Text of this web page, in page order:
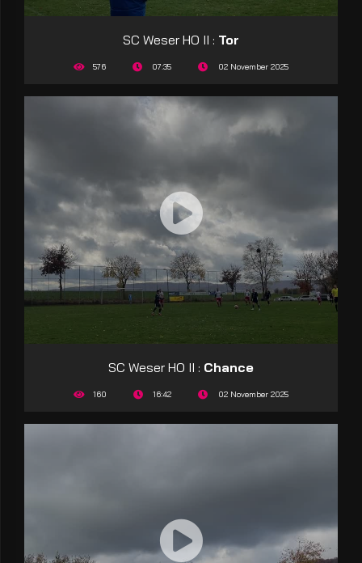
SC Weser HO II : Tor
576 07:35 02 November 2025
SC Weser HO II : Chance
160 16:42 02 November 2025